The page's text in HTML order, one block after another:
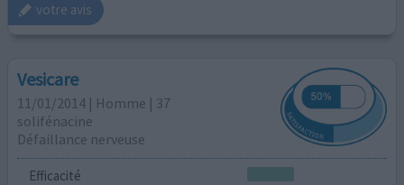
votre avis
Vesicare
11/01/2014 | Homme | 37
solifénacine
Défaillance nerveuse
Efficacité